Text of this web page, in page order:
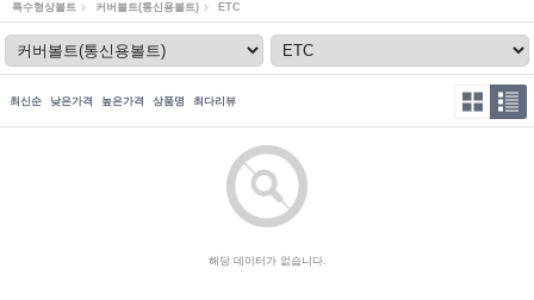
특수형상볼트 커버볼트(통신용볼트) ETC
최신순 낮은가격 높은가격 상품명 최다리뷰
해당 데이터가 없습니다.